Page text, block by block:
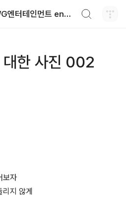
와일드진생WG엔터테인먼트 entertainment
대한 사진 002
보자
지 않게